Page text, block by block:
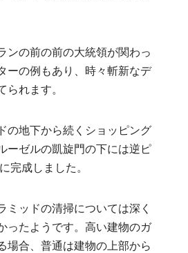
ンの前の前の大統領が関わっ
ーの例もあり、時々斬新なデ
られます。
の地下から続くショッピング
ーゼルの凱旋門の下には逆ピ
完成しました。
ミッドの清掃については深く
ったようです。高い建物のガ
場合、普通は建物の上部から